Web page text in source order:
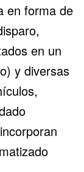
en forma de
en un
y diversas